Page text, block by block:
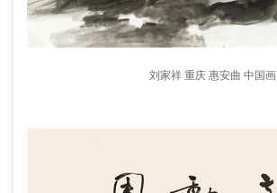
刘家祥 重庆 惠安曲 中国画